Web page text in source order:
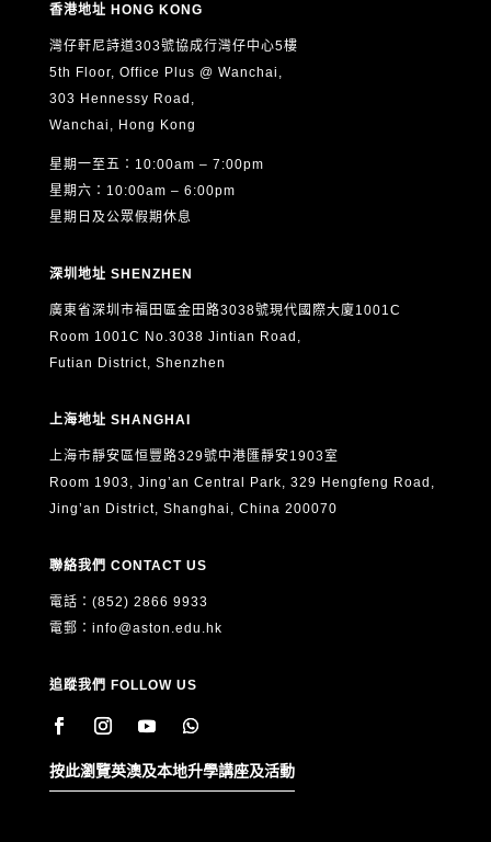
香港地址 HONG KONG
灣仔軒尼詩道303號協成行灣仔中心5樓
5th Floor, Office Plus @ Wanchai,
303 Hennessy Road,
Wanchai, Hong Kong
星期一至五：10:00am – 7:00pm
星期六：10:00am – 6:00pm
星期日及公眾假期休息
深圳地址 SHENZHEN
廣東省深圳市福田區金田路3038號現代國際大廈1001C
Room 1001C No.3038 Jintian Road,
Futian District, Shenzhen
上海地址 SHANGHAI
上海市靜安區恒豐路329號中港匯靜安1903室
Room 1903, Jing’an Central Park, 329 Hengfeng Road,
Jing’an District, Shanghai, China 200070
聯絡我們 CONTACT US
電話：(852) 2866 9933
電郵： info@aston.edu.hk
追蹤我們 FOLLOW US
按此瀏覽英澳及本地升學講座及活動